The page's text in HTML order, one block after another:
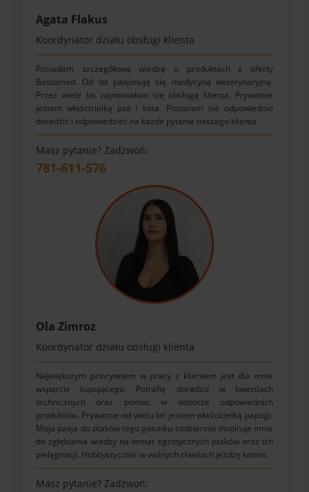
Agata Flakus
Koordynator działu obsługi klienta
Posiadam szczegółową wiedzę o produktach z oferty
Bestomed. Od lat pasjonuję się medycyną weterynaryjną.
Przez wiele lat zajmowałam się obsługą klienta. Prywatnie
jestem właścicielką psa i kota. Postaram się odpowiednio
doradzić i odpowiedzieć na każde pytanie naszego klienta.
Masz pytanie? Zadzwoń:
781-611-576
Ola Zimroz
Koordynator działu obsługi klienta
Największym priorytetem w pracy z klientem jest dla mnie
wsparcie kupującego. Potrafię doradzić w kwestiach
technicznych oraz pomóc w doborze odpowiednich
produktów. Prywatnie od wielu lat jestem właścicielką papugi.
Moja pasja do ptaków tego gatunku codziennie inspiruje mnie
do zgłębiania wiedzy na temat egzotycznych ptaków oraz ich
pielęgnacji. Hobbystycznie w wolnych chwilach jeżdżę konno.
Masz pytanie? Zadzwoń: